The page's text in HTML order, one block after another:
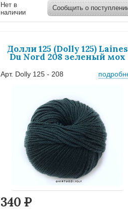
Нет в
наличии
Сообщить о
Долли 125 (Dolly 125) Laines
Du Nord 208 зеленый мох
Арт. Dolly 125 - 208
340 Р